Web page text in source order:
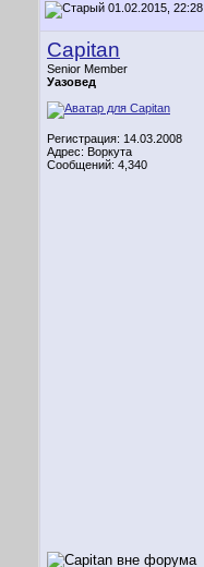
01.02.2015, 22:28
Capitan
Senior Member
Уазовед
Регистрация: 14.03.2008
Адрес: Воркута
Сообщений: 4,340